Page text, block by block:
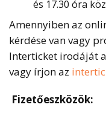
és 17.30 óra
Amennyiben az
kérdése van vagy
Interticket irodáját
vagy írjon az
Fizetőeszközök: